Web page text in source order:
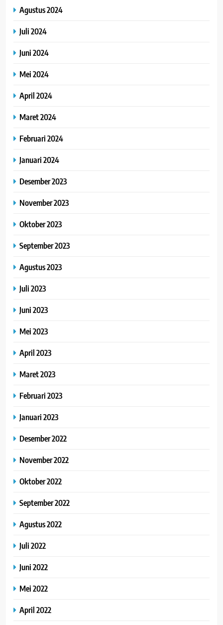
Agustus 2024
Juli 2024
Juni 2024
Mei 2024
April 2024
Maret 2024
Februari 2024
Januari 2024
Desember 2023
November 2023
Oktober 2023
September 2023
Agustus 2023
Juli 2023
Juni 2023
Mei 2023
April 2023
Maret 2023
Februari 2023
Januari 2023
Desember 2022
November 2022
Oktober 2022
September 2022
Agustus 2022
Juli 2022
Juni 2022
Mei 2022
April 2022